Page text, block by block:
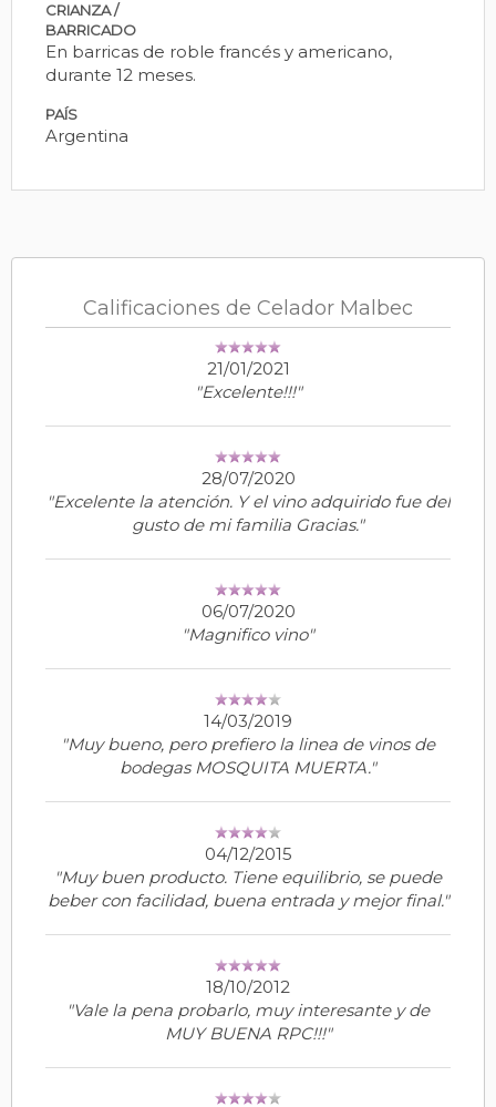
CRIANZA /
BARRICADO
En barricas de roble francés y americano,
durante 12 meses.
PAÍS
Argentina
Calificaciones de Celador Malbec
21/01/2021
"Excelente!!!"
28/07/2020
"Excelente la atención. Y el vino adquirido fue del
gusto de mi familia Gracias."
06/07/2020
"Magnifico vino"
14/03/2019
"Muy bueno, pero prefiero la linea de vinos de
bodegas MOSQUITA MUERTA."
04/12/2015
"Muy buen producto. Tiene equilibrio, se puede
beber con facilidad, buena entrada y mejor final."
18/10/2012
"Vale la pena probarlo, muy interesante y de
MUY BUENA RPC!!!"